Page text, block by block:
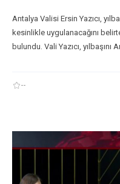
Antalya Valisi Ersin Yazıcı,
kesinlikle uygulanacağını
bulundu. Vali Yazıcı, yılbaşını
--